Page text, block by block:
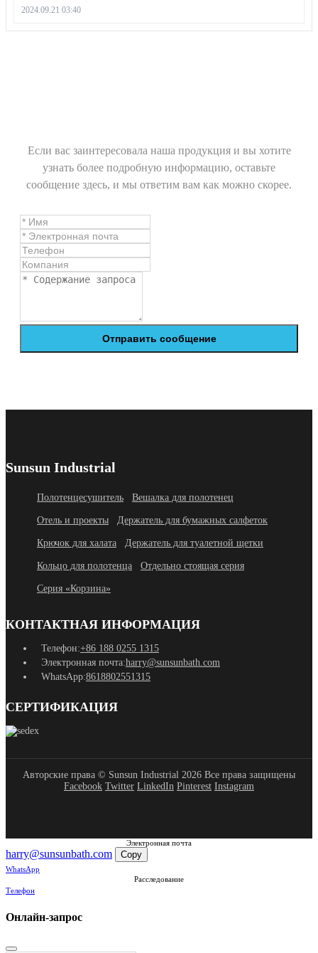
2024.09.21 03:40
Если вас заинтересовала наша продукция и вы хотите
узнать более подробную информацию, оставьте
сообщение здесь, и мы ответим вам как можно скорее.
Отправить сообщение
Sunsun Industrial
Полотенцесушитель Вешалка для полотенец
Отель и проекты Держатель для бумажных салфеток
Крючок для халата Держатель для туалетной щетки
Кольцо для полотенца Отдельно стоящая серия
Серия «Корзина»
КОНТАКТНАЯ ИНФОРМАЦИЯ
Телефон:+86 188 0255 1315
Электронная почта:harry@sunsunbath.com
WhatsApp:8618802551315
СЕРТИФИКАЦИЯ
Авторские права © Sunsun Industrial 2026 Все права защищены
Facebook Twitter LinkedIn Pinterest Instagram
Электронная почта
harry@sunsunbath.com Copy
WhatsApp
Расследование
Телефон
Онлайн-запрос